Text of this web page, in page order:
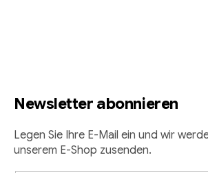
e
Newsletter abonnieren
Legen Sie Ihre E-Mail ein und wir
unserem E-Shop zusenden.